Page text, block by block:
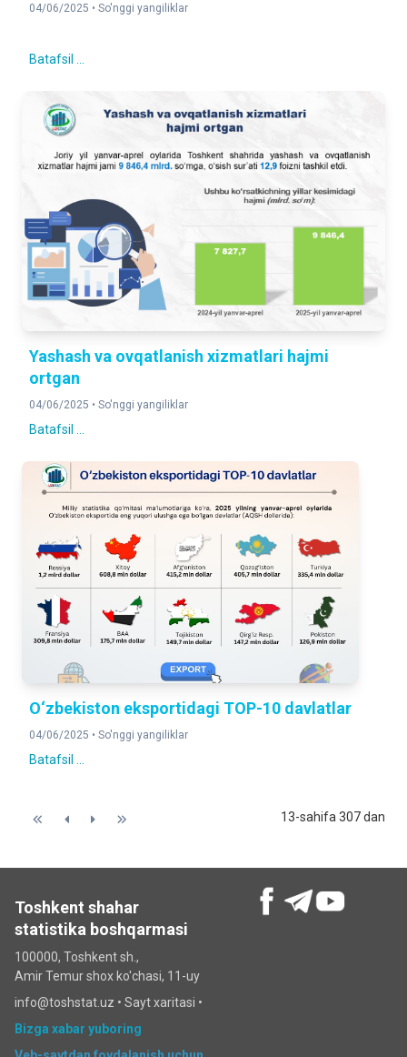
04/06/2025 • So'nggi yangiliklar
Batafsil ...
Yashash va ovqatlanish xizmatlari hajmi
ortgan
04/06/2025 • So'nggi yangiliklar
Batafsil ...
O‘zbekiston eksportidagi TOP-10 davlatlar
04/06/2025 • So'nggi yangiliklar
Batafsil ...
13-sahifa 307 dan
Toshkent shahar
statistika boshqarmasi
100000, Toshkent sh.,
Amir Temur shox ko'chasi, 11-uy
info@toshstat.uz • Sayt xaritasi •
Bizga xabar yuboring